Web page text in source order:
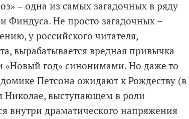
‒ одна из самых загадочных в ряду
Финдуса. Не просто загадочных –
у российского читателя,
вырабатывается вредная привычка
«Новый год» синонимами. Но даже то
Петсона ожидают к Рождеству (в
Николае, выступающем в роли
внутри драматического напряжения